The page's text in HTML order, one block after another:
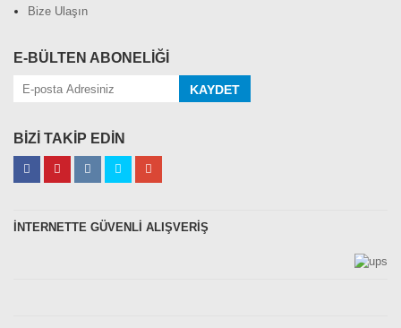
Bize Ulaşın
E-BÜLTEN ABONELİĞİ
KAYDET
BİZİ TAKİP EDİN
İNTERNETTE GÜVENLİ ALIŞVERİŞ